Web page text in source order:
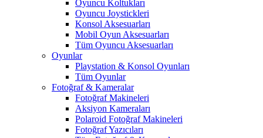
Oyuncu Koltukları
Oyuncu Joystickleri
Konsol Aksesuarları
Mobil Oyun Aksesuarları
Tüm Oyuncu Aksesuarları
Oyunlar
Playstation & Konsol Oyunları
Tüm Oyunlar
Fotoğraf & Kameralar
Fotoğraf Makineleri
Aksiyon Kameraları
Polaroid Fotoğraf Makineleri
Fotoğraf Yazıcıları